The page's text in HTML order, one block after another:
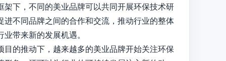
下，不同的美业品牌可以共同开展环保技术研
不同品牌之间的合作和交流，推动行业的整体
带来新的发展机遇。
的推动下，越来越多的美业品牌开始关注环保